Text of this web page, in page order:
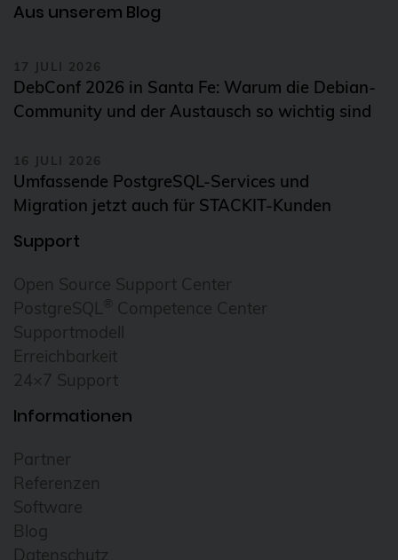
Aus unserem Blog
17 JULI 2026
DebConf 2026 in Santa Fe: Warum die Debian-
Community und der Austausch so wichtig sind
16 JULI 2026
Umfassende PostgreSQL-Services und
Migration jetzt auch für STACKIT-Kunden
Support
Open Source Support Center
PostgreSQL ® Competence Center
Supportmodell
Erreichbarkeit
24×7 Support
Informationen
Partner
Referenzen
Software
Blog
Datenschutz